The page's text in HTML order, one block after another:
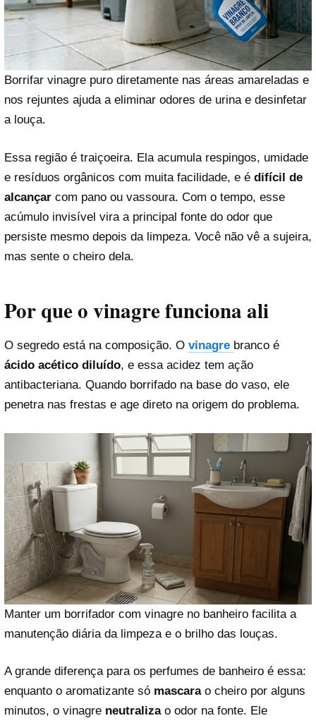
Borrifar vinagre puro diretamente nas áreas amareladas e
nos rejuntes ajuda a eliminar odores de urina e desinfetar
a louça.
Essa região é traiçoeira. Ela acumula respingos, umidade
e resíduos orgânicos com muita facilidade, e é difícil de
alcançar com pano ou vassoura. Com o tempo, esse
acúmulo invisível vira a principal fonte do odor que
persiste mesmo depois da limpeza. Você não vê a sujeira,
mas sente o cheiro dela.
Por que o vinagre funciona ali
O segredo está na composição. O vinagre branco é
ácido acético diluído, e essa acidez tem ação
antibacteriana. Quando borrifado na base do vaso, ele
penetra nas frestas e age direto na origem do problema.
Manter um borrifador com vinagre no banheiro facilita a
manutenção diária da limpeza e o brilho das louças.
A grande diferença para os perfumes de banheiro é essa:
enquanto o aromatizante só mascarao cheiro por alguns
minutos, o vinagre neutralizao odor na fonte. Ele